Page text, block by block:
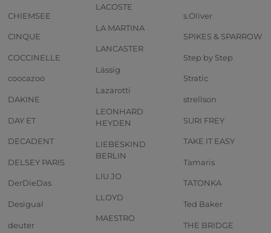
CHIEMSEE
CINQUE
COCCINELLE
coocazoo
DAKINE
DAY ET
DECADENT
DELSEY PARIS
DerDieDas
Desigual
deuter
LACOSTE
LA MARTINA
LANCASTER
Lässig
Lazarotti
LEONHARD
HEYDEN
LIEBESKIND
BERLIN
LIU JO
LLOYD
MAESTRO
s.Oliver
SPIKES & SPARROW
Step by Step
Stratic
strellson
SURI FREY
TAKE IT EASY
Tamaris
TATONKA
Ted Baker
THE BRIDGE